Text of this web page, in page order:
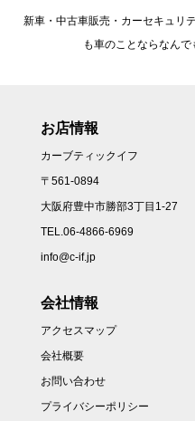
新車・中古車販売・カーセキュリ
も車のことならなんで
お店情報
カーブティックイフ
〒561-0894
大阪府豊中市勝部3丁目1-27
TEL.06-4866-6969
info@c-if.jp
会社情報
アクセスマップ
会社概要
お問い合わせ
プライバシーポリシー